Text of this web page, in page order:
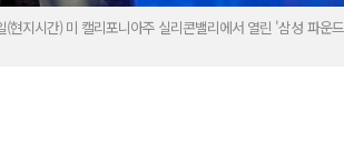
현지시간) 미 캘리포니아주 실리콘밸리에서 열린 '삼성 파운